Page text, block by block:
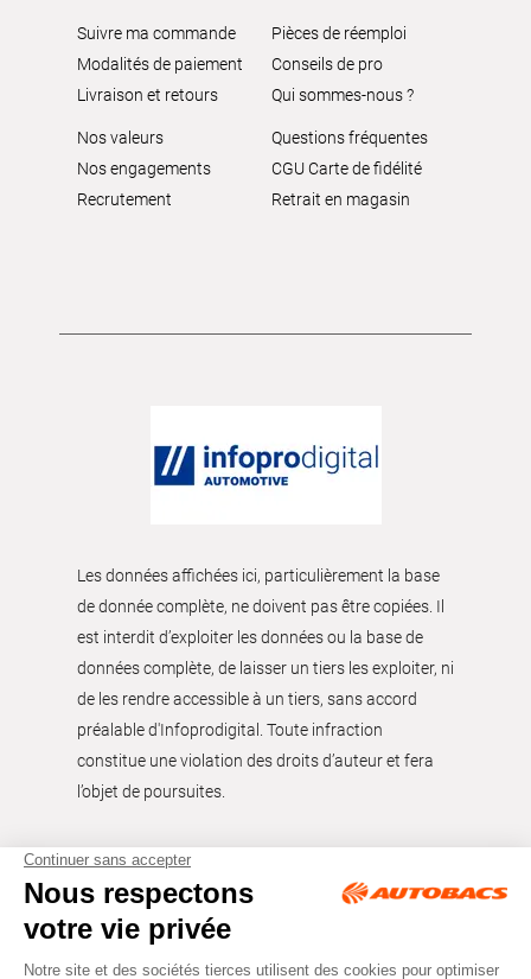
Suivre ma commande
Modalités de paiement
Livraison et retours
Pièces de réemploi
Conseils de pro
Qui sommes-nous ?
Nos valeurs
Nos engagements
Recrutement
Questions fréquentes
CGU Carte de fidélité
Retrait en magasin
Les données affichées ici, particulièrement la base
de donnée complète, ne doivent pas être copiées. Il
est interdit d’exploiter les données ou la base de
données complète, de laisser un tiers les exploiter, ni
de les rendre accessible à un tiers, sans accord
préalable d'Infoprodigital. Toute infraction
constitue une violation des droits d’auteur et fera
l’objet de poursuites.